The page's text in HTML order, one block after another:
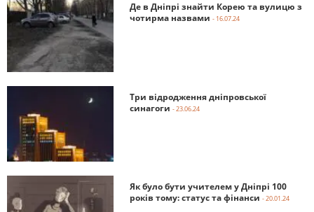
Де в Дніпрі знайти Корею та вулицю з
чотирма назвами - 16.07.24
Три відродження дніпровської
синагоги - 23.06.24
Як було бути учителем у Дніпрі 100
років тому: статус та фінанси - 20.01.24